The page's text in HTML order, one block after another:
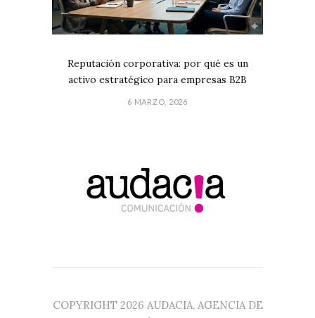
Reputación corporativa: por qué es un
activo estratégico para empresas B2B
6 MARZO, 2026
COPYRIGHT 2026 AUDACIA, AGENCIA DE